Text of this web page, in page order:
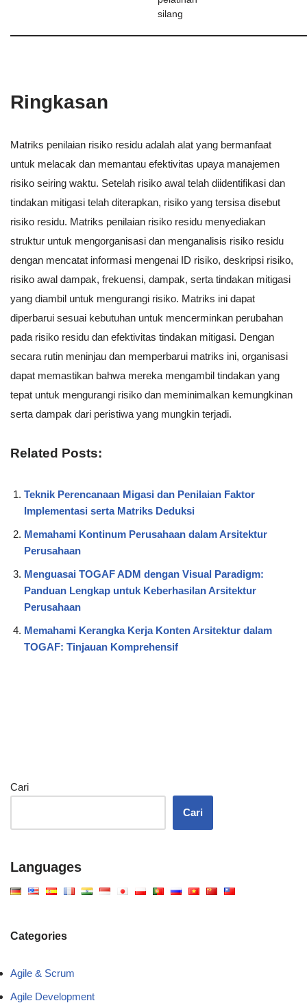
silang
Ringkasan
Matriks penilaian risiko residu adalah alat yang bermanfaat
untuk melacak dan memantau efektivitas upaya manajemen
risiko seiring waktu. Setelah risiko awal telah diidentifikasi dan
tindakan mitigasi telah diterapkan, risiko yang tersisa disebut
risiko residu. Matriks penilaian risiko residu menyediakan
struktur untuk mengorganisasi dan menganalisis risiko residu
dengan mencatat informasi mengenai ID risiko, deskripsi risiko,
risiko awal dampak, frekuensi, dampak, serta tindakan mitigasi
yang diambil untuk mengurangi risiko. Matriks ini dapat
diperbarui sesuai kebutuhan untuk mencerminkan perubahan
pada risiko residu dan efektivitas tindakan mitigasi. Dengan
secara rutin meninjau dan memperbarui matriks ini, organisasi
dapat memastikan bahwa mereka mengambil tindakan yang
tepat untuk mengurangi risiko dan meminimalkan kemungkinan
serta dampak dari peristiwa yang mungkin terjadi.
Related Posts:
Teknik Perencanaan Migasi dan Penilaian Faktor
Implementasi serta Matriks Deduksi
Memahami Kontinum Perusahaan dalam Arsitektur
Perusahaan
Menguasai TOGAF ADM dengan Visual Paradigm:
Panduan Lengkap untuk Keberhasilan Arsitektur
Perusahaan
Memahami Kerangka Kerja Konten Arsitektur dalam
TOGAF: Tinjauan Komprehensif
Cari
Cari
Languages
Categories
Agile & Scrum
Agile Development